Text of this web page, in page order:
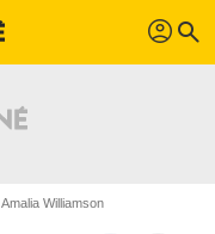
profil search
Amalia Williamson